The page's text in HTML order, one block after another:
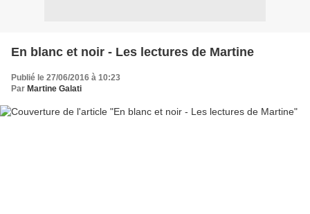
En blanc et noir - Les lectures de Martine
Publié le 27/06/2016 à 10:23
Par Martine Galati